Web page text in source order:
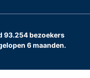
93.254 bezoekers
6 maanden.